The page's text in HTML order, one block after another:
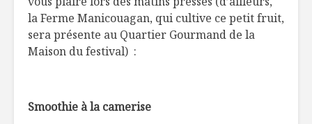
la Ferme Manicouagan, qui cultive ce petit fruit,
sera présente au Quartier Gourmand de la
Maison du festival) :
Smoothie à la camerise